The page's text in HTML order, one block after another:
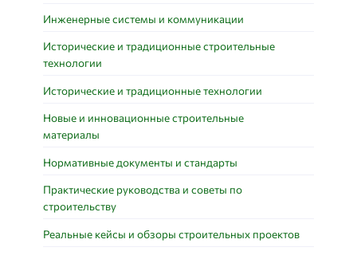
Инженерные системы и коммуникации
Исторические и традиционные строительные
технологии
Исторические и традиционные технологии
Новые и инновационные строительные
материалы
Нормативные документы и стандарты
Практические руководства и советы по
строительству
Реальные кейсы и обзоры строительных проектов